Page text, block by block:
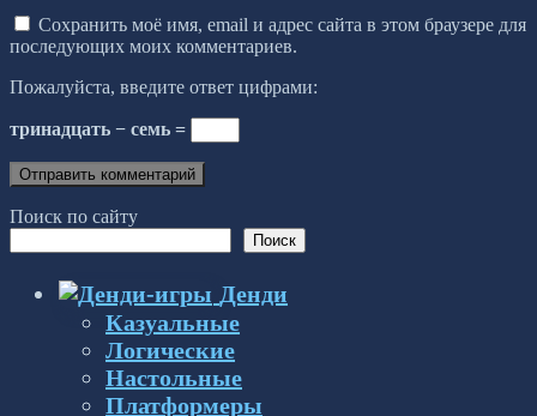
Сохранить моё имя, email и адрес сайта в этом браузере для
последующих моих комментариев.
Пожалуйста, введите ответ цифрами:
тринадцать − семь =
Поиск по сайту
Поиск
Денди
Казуальные
Логические
Настольные
Платформеры